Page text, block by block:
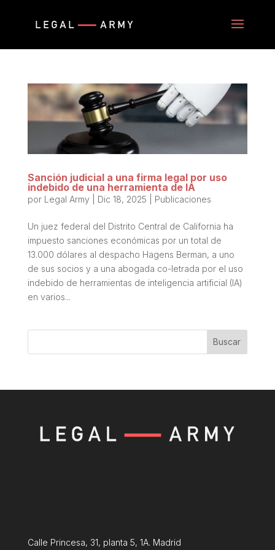
Sanción judicial a una firma legal por uso
indebido de una herramienta de IA
por Legal Army Dic 18, 2025 Publicaciones
Un juez federal del Distrito Central de California ha
impuesto sanciones económicas por un total de
13.000 dólares al despacho Hagens Berman, a uno
de sus socios y a una abogada co-letrada por el uso
indebido de herramientas de inteligencia artificial (IA)
en varios...
Buscar
Calle Princesa, 31, planta 5, 1A. Madrid